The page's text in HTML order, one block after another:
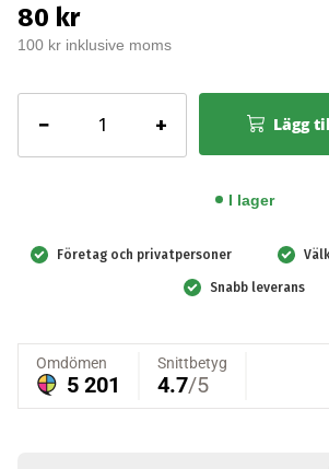
80 kr
100 kr inklusive moms
−
Vägghållare
ögondusch,
mängd
+ Lägg
I lager
Företag och privatpersoner
Snabb leverans